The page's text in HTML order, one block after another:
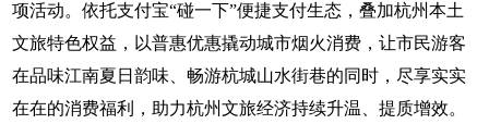
项活动。依托支付宝“碰一下”便捷支付生态，叠加杭州本土
文旅特色权益，以普惠优惠撬动城市烟火消费，让市民游客
在品味江南夏日韵味、畅游杭城山水街巷的同时，尽享实实
在在的消费福利，助力杭州文旅经济持续升温、提质增效。